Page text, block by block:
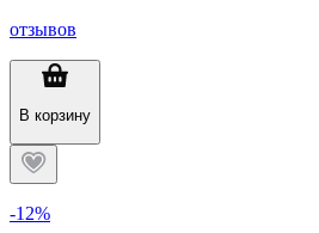
отзывов
В корзину
-12%